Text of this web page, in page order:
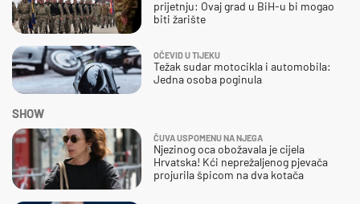
prijetnju: Ovaj grad u BiH-u bi mogao
biti žarište
OČEVID U TIJEKU
Težak sudar motocikla i automobila:
Jedna osoba poginula
SHOW
ČUVA USPOMENU NA NJEGA
Njezinog oca obožavala je cijela
Hrvatska! Kći neprežaljenog pjevača
projurila špicom na dva kotača